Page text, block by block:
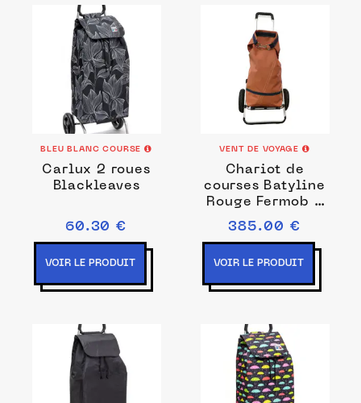
BLEU BLANC COURSE
Carlux 2 roues
Blackleaves
60.30 €
VOIR LE PRODUIT
VENT DE VOYAGE
Chariot de
courses Batyline
Rouge Fermob x
Vent de Voyage
385.00 €
VOIR LE PRODUIT